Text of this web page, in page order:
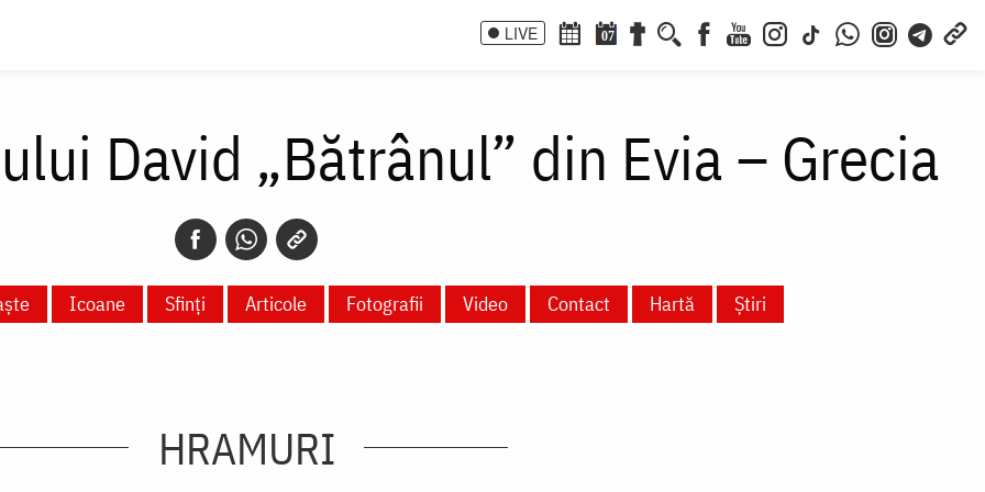
LIVE 07
David „Bătrânul” din Evia – Grecia
Icoane Sfinți Articole Fotografii Video Contact Hartă Știri
HRAMURI